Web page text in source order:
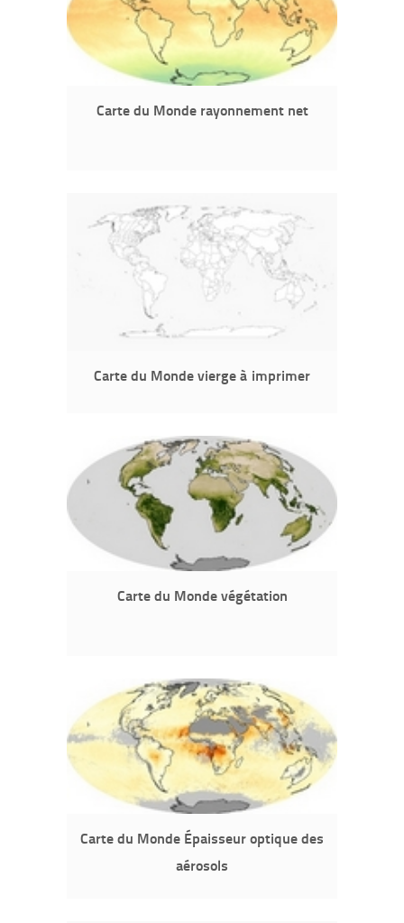
Carte du Monde rayonnement net
Carte du Monde vierge à imprimer
Carte du Monde végétation
Carte du Monde Épaisseur optique des
aérosols